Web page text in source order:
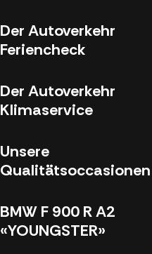
Der Autoverkehr
Feriencheck
Der Autoverkehr
Klimaservice
Unsere
Qualitätsoccasionen
BMW F 900 R A2
«YOUNGSTER»